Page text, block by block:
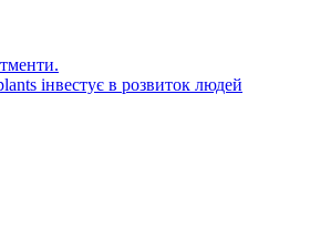
інвестує в розвиток людей